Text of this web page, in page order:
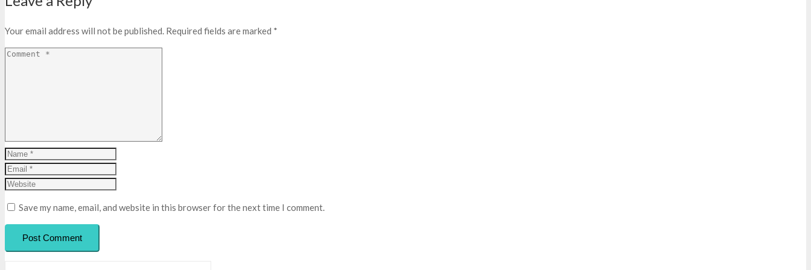
Your email address will not be published. Required fields are marked *
Save my name, email, and website in this browser for the next time I comment.
Post Comment